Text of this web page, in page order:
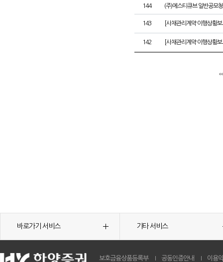
144 (주)에스티큐브 일반공모
143 [사채관리계약 이행상황
142 [사채관리계약 이행상황
바로가기 서비스 기타 서비스
보호금융상품등록부 공동인증안내 이용